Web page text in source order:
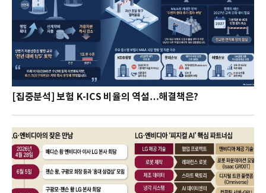
[집중분석] 보험 K-ICS 비율의 역설…해결책은?